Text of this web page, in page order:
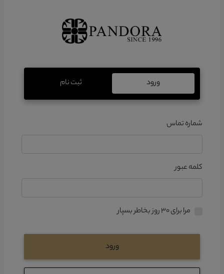
ورود ثبت نام
شماره تماس
کلمه عبور
مرا برای ۳۰ روز بخاطر بسپار
ورود